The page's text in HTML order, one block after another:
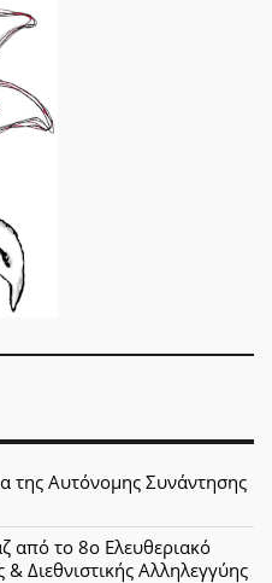
της Αυτόνομης Συνάντησης
από το 8ο Ελευθεριακό
Διεθνιστικής Αλληλεγγύης